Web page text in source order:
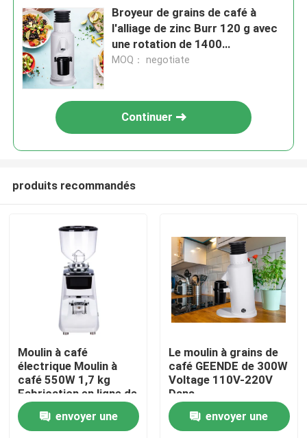
Produits
VR Show
Broyeur de grains de café à
l'alliage de zinc Burr 120 g avec
une rotation de 1400
rouleaux/minute
MOQ： negotiate
Continuer
produits recommandés
Moulin à café
électrique Moulin à
café 550W 1,7 kg
Fabrication en ligne de
volume de réservoir
envoyer une
Le moulin à grains de
café GEENDE de 300W
Voltage 110V-220V
Dans
L13*W21*H32CM
envoyer une